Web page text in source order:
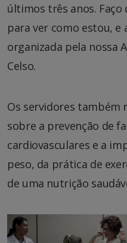
últimos três anos.
para ver como estou, e
organizada pela nossa
Celso.
Os servidores também
sobre a prevenção de
cardiovasculares e a
peso, da prática de
de uma nutrição